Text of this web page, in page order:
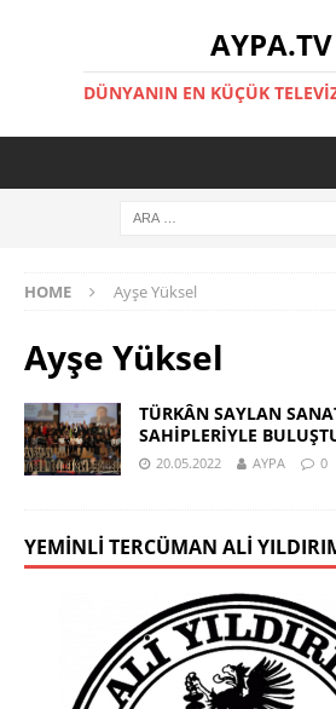
AYPA.TV
DÜNYANIN EN KÜÇÜK
HOME Ayşe Yüksel
Ayşe Yüksel
TÜRKÂN SAYLAN
SAHİPLERİYLE
20.05.2022 AYPA 0
YEMINLI TERCÜMAN ALI